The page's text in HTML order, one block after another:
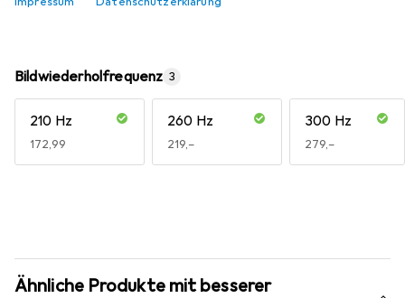
Kostenloser Versand ab 30,– i
Bildwiederholfrequenz 3
210 Hz
EUR
172,99
260 Hz
EUR
219,–
300 Hz
EUR
279,–
Ähnliche Produkte mit besserer